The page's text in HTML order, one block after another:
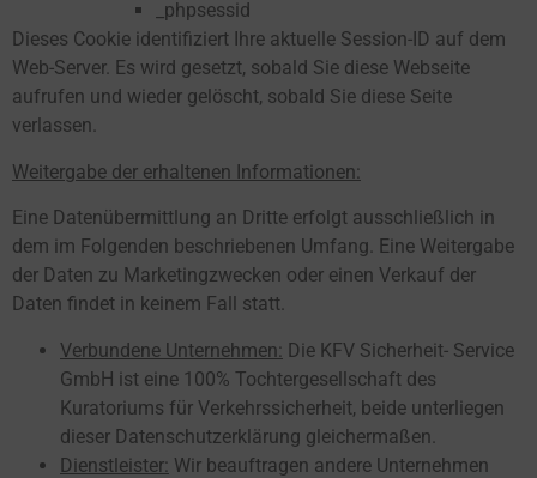
_phpsessid
Dieses Cookie identifiziert Ihre aktuelle Session-ID auf dem
Web-Server. Es wird gesetzt, sobald Sie diese Webseite
aufrufen und wieder gelöscht, sobald Sie diese Seite
verlassen.
Weitergabe der erhaltenen Informationen:
Eine Datenübermittlung an Dritte erfolgt ausschließlich in
dem im Folgenden beschriebenen Umfang. Eine Weitergabe
der Daten zu Marketingzwecken oder einen Verkauf der
Daten findet in keinem Fall statt.
Verbundene Unternehmen: Die KFV Sicherheit- Service
GmbH ist eine 100% Tochtergesellschaft des
Kuratoriums für Verkehrssicherheit, beide unterliegen
dieser Datenschutzerklärung gleichermaßen.
Dienstleister: Wir beauftragen andere Unternehmen